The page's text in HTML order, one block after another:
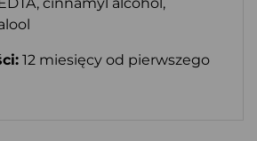
12 miesięcy od pierwszego